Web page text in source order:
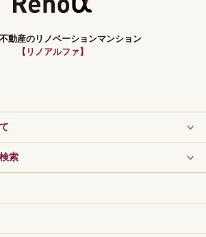
動産のリノベーションマンション
【リノアルファ】
索